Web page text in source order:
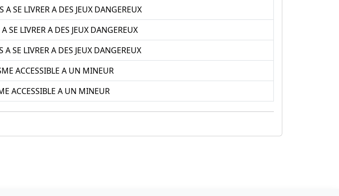
SE LIVRER A DES JEUX DANGEREUX
SE LIVRER A DES JEUX DANGEREUX
SE LIVRER A DES JEUX DANGEREUX
ACCESSIBLE A UN MINEUR
ACCESSIBLE A UN MINEUR